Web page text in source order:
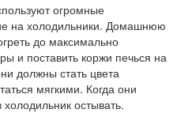
огромные
на холодильники. Домашнюю
до максимально
и поставить коржи печься на
должны стать цвета
мягкими. Когда они
холодильник остывать.